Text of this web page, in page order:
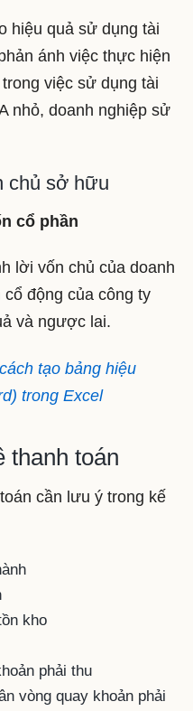
hiệu quả sử dụng tài
ánh việc thực hiện
việc sử dụng tài
nhỏ, doanh nghiệp sử
chủ sở hữu
cổ phần
lời vốn chủ của doanh
động của công ty
và ngược lai.
tạo bảng hiệu
trong Excel
thanh toán
cần lưu ý trong kế
kho
phải thu
vòng quay khoản phải